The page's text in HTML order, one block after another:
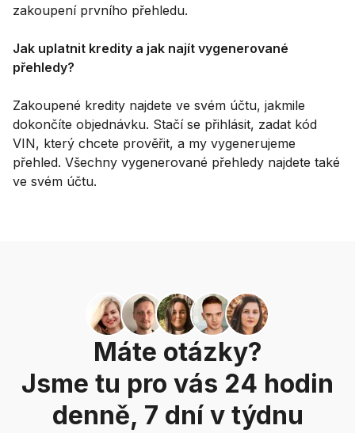
zakoupení prvního přehledu.
Jak uplatnit kredity a jak najít vygenerované
přehledy?
Zakoupené kredity najdete ve svém účtu, jakmile
dokončíte objednávku. Stačí se přihlásit, zadat kód
VIN, který chcete prověřit, a my vygenerujeme
přehled. Všechny vygenerované přehledy najdete také
ve svém účtu.
Máte otázky?
Jsme tu pro vás 24 hodin
denně, 7 dní v týdnu